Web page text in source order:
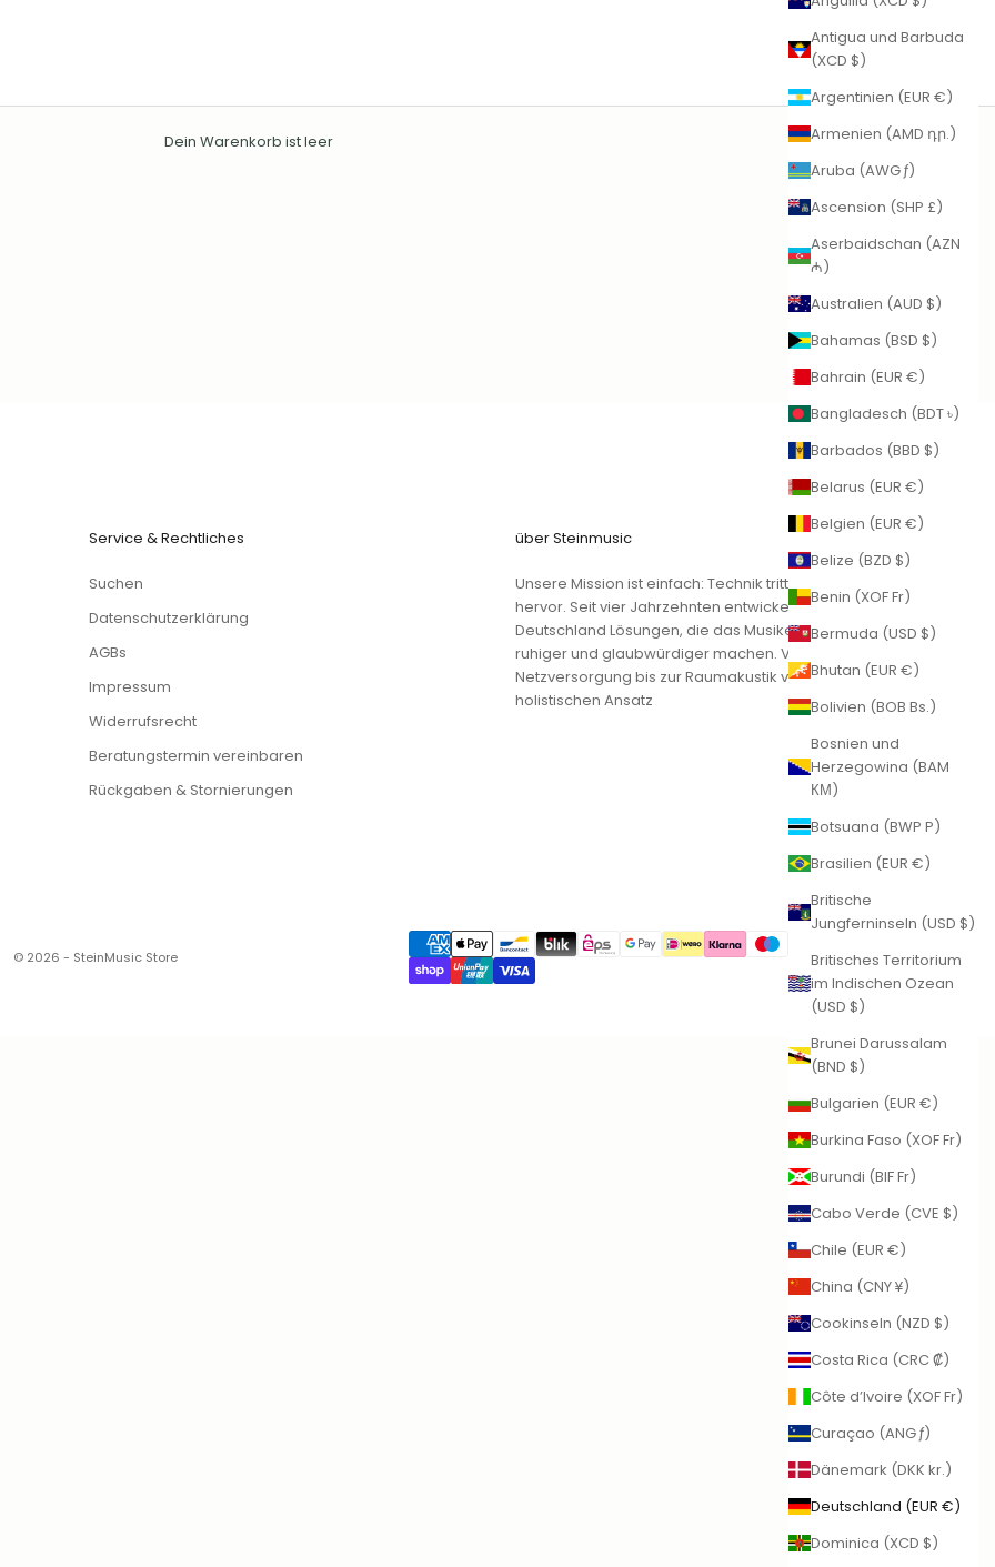
Antigua und Barbuda
(XCD $)
Argentinien (EUR €)
Armenien (AMD դր.)
Aruba (AWG ƒ)
Ascension (SHP £)
Aserbaidschan (AZN
₼)
Australien (AUD $)
Bahamas (BSD $)
Bahrain (EUR €)
Bangladesch (BDT ৳)
Barbados (BBD $)
Belarus (EUR €)
Belgien (EUR €)
Belize (BZD $)
Benin (XOF Fr)
Bermuda (USD $)
Bhutan (EUR €)
Bolivien (BOB Bs.)
Bosnien und
Herzegowina (BAM
КМ)
Botsuana (BWP P)
Brasilien (EUR €)
Britische
Jungferninseln (USD $)
Britisches Territorium
im Indischen Ozean
(USD $)
Brunei Darussalam
(BND $)
Bulgarien (EUR €)
Burkina Faso (XOF Fr)
Burundi (BIF Fr)
Cabo Verde (CVE $)
Chile (EUR €)
China (CNY ¥)
Cookinseln (NZD $)
Costa Rica (CRC ₡)
Côte d’Ivoire (XOF Fr)
Curaçao (ANG ƒ)
Dänemark (DKK kr.)
Deutschland (EUR €)
Dominica (XCD $)
Dein Warenkorb ist leer
Service & Rechtliches
Suchen
Datenschutzerklärung
AGBs
Impressum
Widerrufsrecht
Beratungstermin vereinbaren
Rückgaben & Stornierungen
über Steinmusic
Unsere Mission ist einfach: Technik tritt zurück, Musik tritt
hervor. Seit vier Jahrzehnten entwickeln und fertigen wir in
Deutschland Lösungen, die das Musikerlebnis natürlicher,
ruhiger und glaubwürdiger machen. Vom Kabel über die
Netzversorgung bis zur Raumakustik verfolgen wir einen
holistischen Ansatz
© 2026 - SteinMusic Store